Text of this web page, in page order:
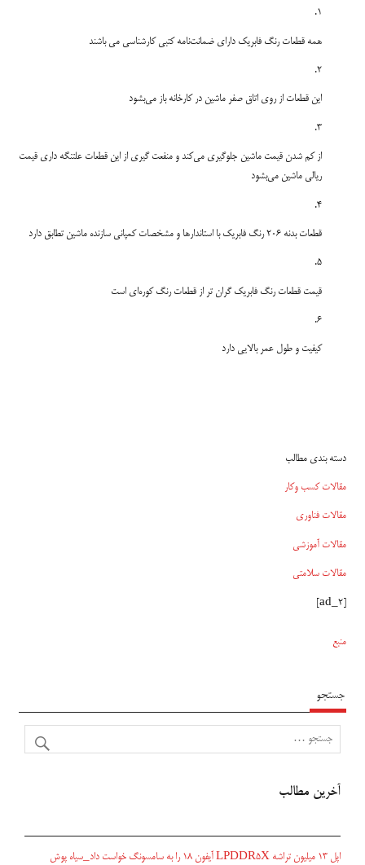
همه قطعات رنگ فابریک دارای ضمانت‌نامه کتبی کارشناسی می باشند
این قطعات از روی اتاق صفر ماشین در کارخانه باز می‌بشود
از کم شدن قیمت ماشین جلوگیری می‌کند و منفعت گیری از این قطعات علتنگه داری قیمت
ریالی ماشین می‌بشود
قطعات بدنه 206 رنگ فابریک با استاندارها و مشخصات کمپانی سازنده ماشین تطابق دارد
قیمت قطعات رنگ فابریک گران تر از قطعات رنگ کوره‌ای است
کیفیت و طول عمر بالایی دارد
دسته بندی مطالب
مقالات کسب وکار
مقالات فناوری
مقالات آموزشی
مقالات سلامتی
[ad_2]
منبع
جستجو
آخرین مطالب
اپل ۱۳ میلیون تراشه LPDDR5X آیفون ۱۸ را به سامسونگ خواست داد_سیاه پوش